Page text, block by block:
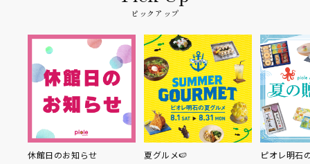
ピックアップ
休館日のお知らせ 夏グルメ🍉 ピオレ明石